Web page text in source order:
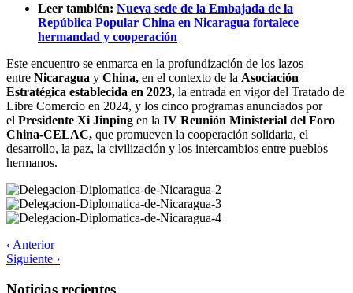
Leer también: Nueva sede de la Embajada de la
República Popular China en Nicaragua fortalece
hermandad y cooperación
Este encuentro se enmarca en la profundización de los lazos
entre Nicaragua y China, en el contexto de la Asociación
Estratégica establecida en 2023, la entrada en vigor del Tratado de
Libre Comercio en 2024, y los cinco programas anunciados por
el Presidente Xi Jinping en la IV Reunión Ministerial del Foro
China-CELAC, que promueven la cooperación solidaria, el
desarrollo, la paz, la civilización y los intercambios entre pueblos
hermanos.
‹ Anterior
Siguiente ›
Noticias recientes